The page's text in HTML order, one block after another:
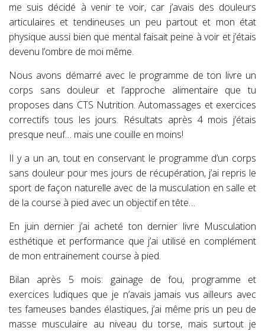
me suis décidé à venir te voir, car j’avais des douleurs
articulaires et tendineuses un peu partout et mon état
physique aussi bien que mental faisait peine à voir et j’étais
devenu l’ombre de moi même.
Nous avons démarré avec le programme de ton livre un
corps sans douleur et l’approche alimentaire que tu
proposes dans CTS Nutrition. Automassages et exercices
correctifs tous les jours. Résultats après 4 mois j’étais
presque neuf… mais une couille en moins!
Il y a un an, tout en conservant le programme d’un corps
sans douleur pour mes jours de récupération, j’ai repris le
sport de façon naturelle avec de la musculation en salle et
de la course à pied avec un objectif en tête…
En juin dernier j’ai acheté ton dernier livre Musculation
esthétique et performance que j’ai utilisé en complément
de mon entrainement course à pied.
Bilan après 5 mois: gainage de fou, programme et
exercices ludiques que je n’avais jamais vus ailleurs avec
tes fameuses bandes élastiques, j’ai même pris un peu de
masse musculaire au niveau du torse, mais surtout je